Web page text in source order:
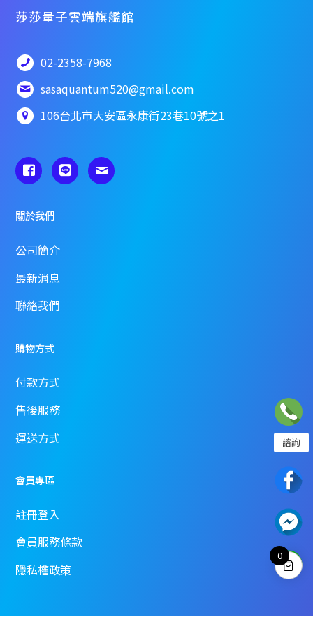
諮詢
莎莎量子雲端旗艦館
02-2358-7968
sasaquantum520@gmail.com
106台北市大安區永康街23巷10號之1
關於我們
公司簡介
最新消息
聯絡我們
購物方式
付款方式
售後服務
運送方式
會員專區
註冊登入
會員服務條款
隱私權政策
0